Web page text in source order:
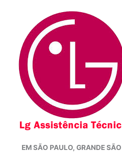
conteúdo
EM SÃO PAULO, GRANDE